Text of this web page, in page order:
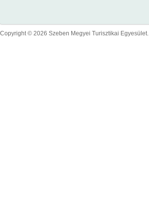
Copyright © 2026 Szeben Megyei Turisztikai